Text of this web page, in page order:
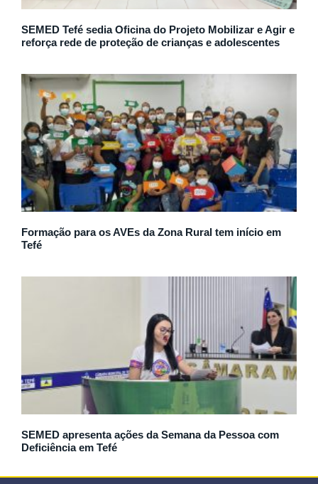
SEMED Tefé sedia Oficina do Projeto Mobilizar e Agir e
reforça rede de proteção de crianças e adolescentes
Formação para os AVEs da Zona Rural tem início em
Tefé
SEMED apresenta ações da Semana da Pessoa com
Deficiência em Tefé